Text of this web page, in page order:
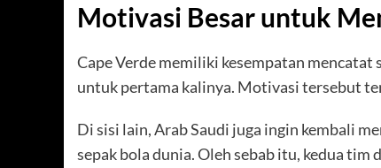
Motivasi Besar untuk
Cape Verde memiliki kesempatan mencatat
untuk pertama kalinya. Motivasi tersebut
Di sisi lain, Arab Saudi juga ingin kembali
sepak bola dunia. Oleh sebab itu, kedua